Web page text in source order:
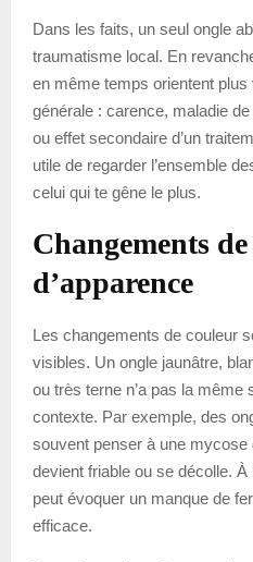
Dans les faits, un seul ongle
traumatisme local. En
en même temps orientent
générale : carence, maladie
ou effet secondaire d’un
utile de regarder l’ensemble
celui qui te gêne le plus.
Changements
d’apparence
Les changements de couleur
visibles. Un ongle jaunâtre,
ou très terne n’a pas la même
contexte. Par exemple, des
souvent penser à une mycose
devient friable ou se décolle. À
peut évoquer un manque de
efficace.